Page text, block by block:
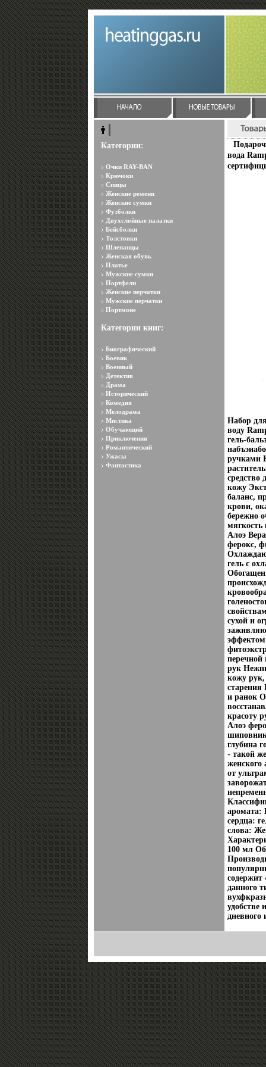
Категории:
Очки RAY-BAN
Крючоки
Спицы
Женские ремени
Женские сумки
Футболки
Двухслойные палатки
Бейсболки
Толстовки
Шлепанцы
Женская обувь
Платье
Мужские сумки
Портфели
Женские перчатки
Мужские перчатки
Портмоне
Категории книг:
Биографический
Боевик
Военный
Детектив
Драма
Исторический
Комедия
Мелодрама
Мистика
Обучающий
Приключения
Романтический
Ужасы
Фантастика
вода
Набор
воду
гель-
ручками
средство
кожу
баланс,
крови,
бережно
мягкость
Алоэ
ферокс,
гель с
сухой и
рук
кожу рук,
старения
и ранок
красоту
Алоэ
глубина
- такой
женского
от
аромата:
сердца:
слова:
100 мл
содержит
данного
удобстве
дневного